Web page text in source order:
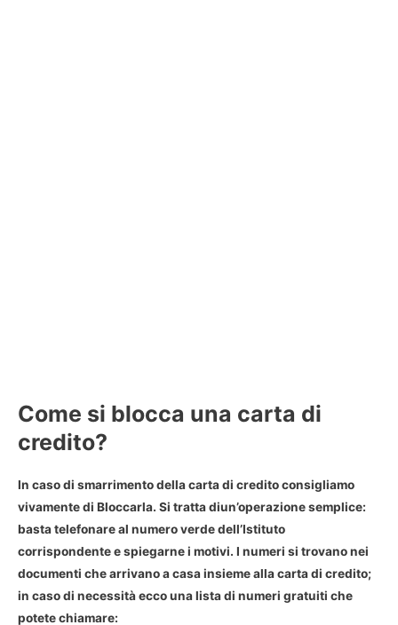
Come si blocca una carta di
credito?
In caso di smarrimento della carta di credito consigliamo
vivamente di Bloccarla. Si tratta diun’operazione semplice:
basta telefonare al numero verde dell’Istituto
corrispondente e spiegarne i motivi. I numeri si trovano nei
documenti che arrivano a casa insieme alla carta di credito;
in caso di necessità ecco una lista di numeri gratuiti che
potete chiamare: